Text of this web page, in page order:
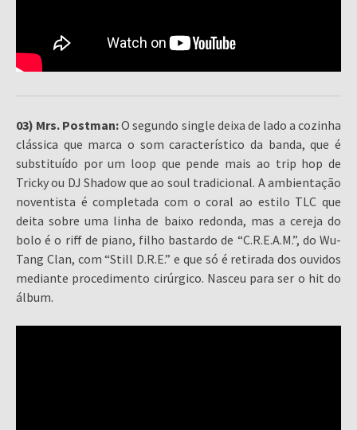
03) Mrs. Postman:O segundo single deixa de lado a cozinha
clássica que marca o som característico da banda, que é
substituído por um loop que pende mais ao trip hop de
Tricky ou DJ Shadow que ao soul tradicional. A ambientação
noventista é completada com o coral ao estilo TLC que
deita sobre uma linha de baixo redonda, mas a cereja do
bolo é o riff de piano, filho bastardo de “C.R.E.A.M.”, do Wu-
Tang Clan, com “Still D.R.E.” e que só é retirada dos ouvidos
mediante procedimento cirúrgico. Nasceu para ser o hit do
álbum.